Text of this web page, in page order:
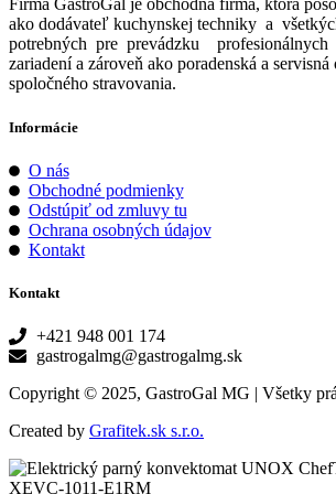
Firma GastroGal je obchodná firma, ktorá
ako dodávateľ kuchynskej techniky a
potrebných pre prevádzku profesionálnych
zariadení a zároveň ako poradenská a
spoločného stravovania.
Informácie
O nás
Obchodné podmienky
Odstúpiť od zmluvy tu
Ochrana osobných údajov
Kontakt
Kontakt
+421 948 001 174
gastrogalmg@gastrogalmg.sk
Copyright © 2025, GastroGal MG | Všetky
Created by Grafitek.sk s.r.o.